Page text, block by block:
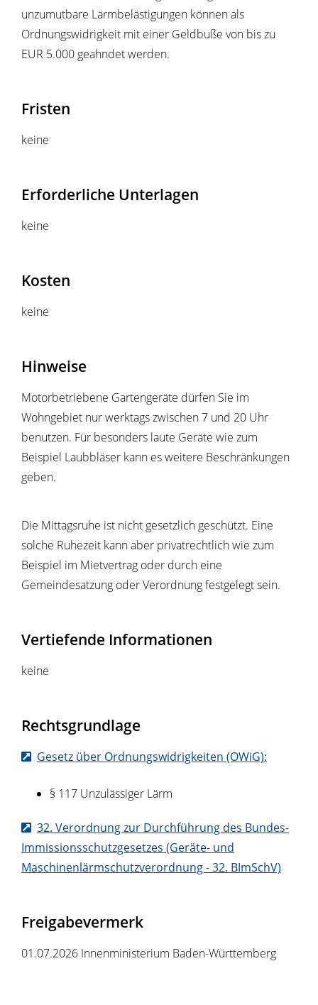
unzumutbare Lärmbelästigungen können als
Ordnungswidrigkeit mit einer Geldbuße von bis zu
EUR 5.000 geahndet werden.
Fristen
keine
Erforderliche Unterlagen
keine
Kosten
keine
Hinweise
Motorbetriebene Gartengeräte dürfen Sie im
Wohngebiet nur werktags zwischen 7 und 20 Uhr
benutzen. Für besonders laute Geräte wie zum
Beispiel Laubbläser kann es weitere Beschränkungen
geben.
Die Mittagsruhe ist nicht gesetzlich geschützt. Eine
solche Ruhezeit kann aber privatrechtlich wie zum
Beispiel im Mietvertrag oder durch eine
Gemeindesatzung oder Verordnung festgelegt sein.
Vertiefende Informationen
keine
Rechtsgrundlage
Gesetz über Ordnungswidrigkeiten (OWiG):
§ 117 Unzulässiger Lärm
32. Verordnung zur Durchführung des Bundes-
Immissionsschutzgesetzes (Geräte- und
Maschinenlärmschutzverordnung - 32. BImSchV)
Freigabevermerk
01.07.2026 Innenministerium Baden-Württemberg